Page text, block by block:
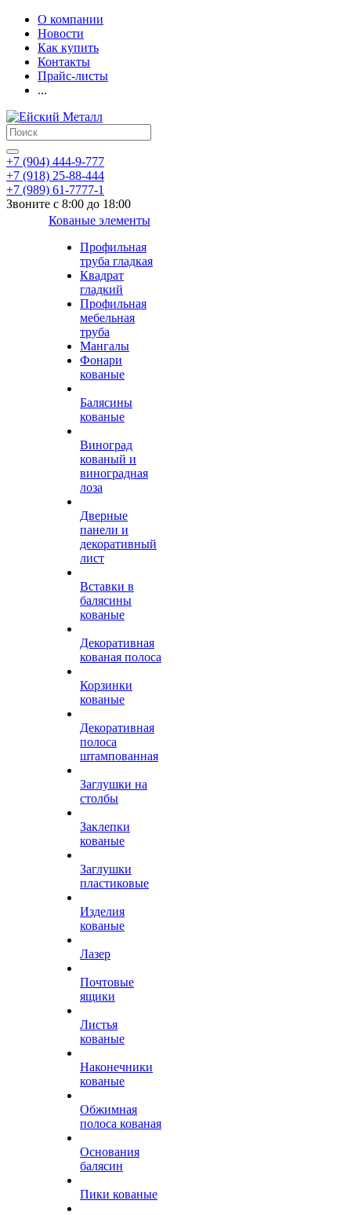
О компании
Новости
Как купить
Контакты
Прайс-листы
...
+7 (904) 444-9-777
+7 (918) 25-88-444
+7 (989) 61-7777-1
Звоните с 8:00 до 18:00
Кованые элементы
Профильная
труба гладкая
Квадрат
гладкий
Профильная
мебельная
труба
Мангалы
Фонари
кованые
Балясины
кованые
Виноград
кованый и
виноградная
лоза
Дверные
панели и
декоративный
лист
Вставки в
балясины
кованые
Декоративная
кованая полоса
Корзинки
кованые
Декоративная
полоса
штампованная
Заглушки на
столбы
Заклепки
кованые
Заглушки
пластиковые
Изделия
кованые
Лазер
Почтовые
ящики
Листья
кованые
Наконечники
кованые
Обжимная
полоса кованая
Основания
балясин
Пики кованые